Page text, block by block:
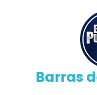
Barras